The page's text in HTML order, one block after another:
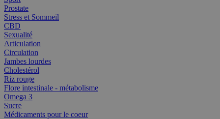
Prostate
Stress et Sommeil
CBD
Sexualité
Articulation
Circulation
Jambes lourdes
Cholestérol
Riz rouge
Flore intestinale - métabolisme
Omega 3
Sucre
Médicaments pour le coeur